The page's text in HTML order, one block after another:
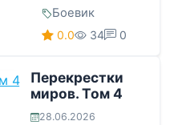
Боевик
0.0 34 0
Перекрестки
миров. Том 4
28.06.2026